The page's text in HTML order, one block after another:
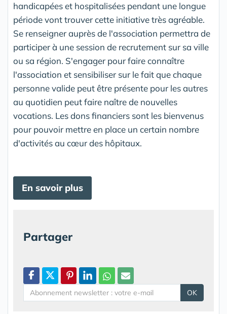
handicapées et hospitalisées pendant une longue
période vont trouver cette initiative très agréable.
Se renseigner auprès de l'association permettra de
participer à une session de recrutement sur sa ville
ou sa région. S'engager pour faire connaître
l'association et sensibiliser sur le fait que chaque
personne valide peut être présente pour les autres
au quotidien peut faire naître de nouvelles
vocations. Les dons financiers sont les bienvenus
pour pouvoir mettre en place un certain nombre
d'activités au cœur des hôpitaux.
En savoir plus
Partager
OK